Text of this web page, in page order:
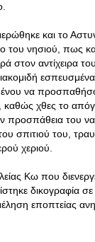
και το
του νησιού, πως
στον αντίχειρα
να
χθες το
προσπάθεια του
σπιτιού του,
χεριού.
Κω που
δικογραφία
εποπτείας